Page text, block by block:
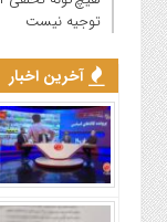
توجیه نیست
آخرین اخبار